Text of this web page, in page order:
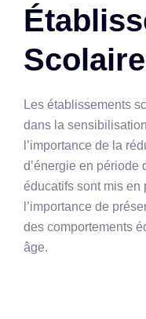
Les établissements
dans la
l’importance de la
d’énergie en période
éducatifs sont mis
l’importance de
des comportements
âge.